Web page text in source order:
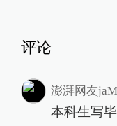
评论
澎湃网友
本科生写